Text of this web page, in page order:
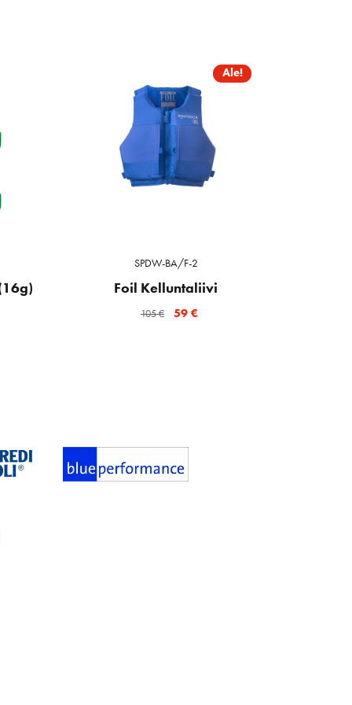
Ale!
SPDW-BA/F-2
Foil Kelluntaliivi
105€
Alkuperäinen
59 €Nykyinen